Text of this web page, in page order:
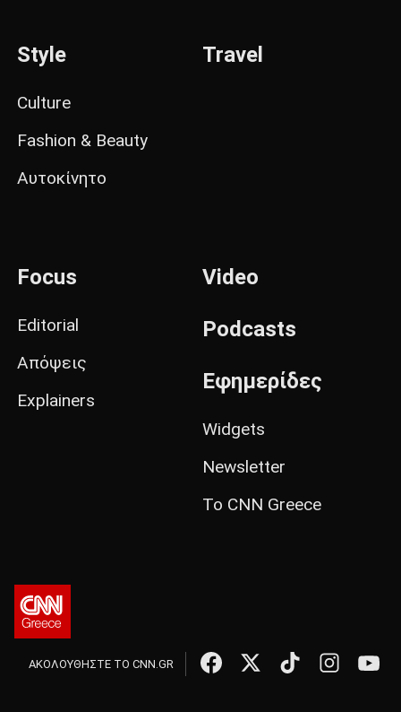
Style
Culture
Fashion & Beauty
Αυτοκίνητο
Travel
Focus
Editorial
Απόψεις
Explainers
Video
Podcasts
Εφημερίδες
Widgets
Newsletter
Το CNN Greece
ΑΚΟΛΟΥΘΗΣΤΕ ΤΟ CNN.GR